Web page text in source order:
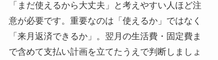
「まだ使えるから大丈夫」と考えやすい人ほど注
意が必要です。重要なのは「使えるか」ではなく
「来月返済できるか」。翌月の生活費・固定費ま
で含めて支払い計画を立てたうえで判断しましょ